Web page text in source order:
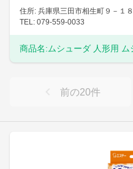
住所: 兵庫県三田市相生町９－１８
TEL: 079-559-0033
商品名: ムシューダ 人形用 ム
前の20件